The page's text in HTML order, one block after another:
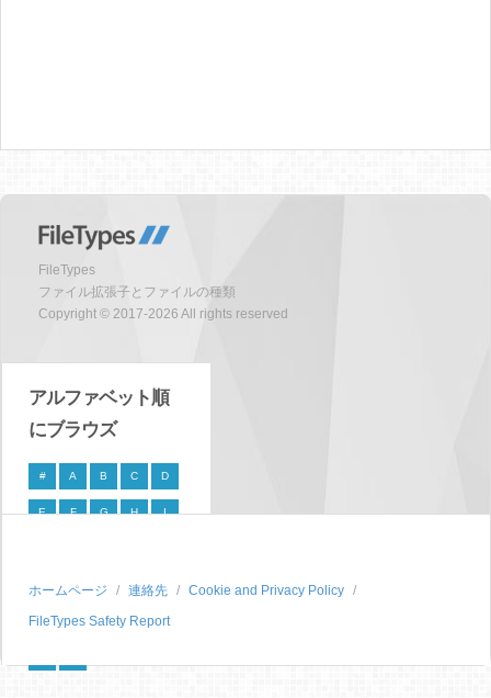
FileTypes
ファイル拡張子とファイルの種類
Copyright © 2017-2026 All rights reserved
アルファベット順
にブラウズ
# A B C D
E F G H I
P Q R S
T U V W X
ホームページ 連絡先
Cookie and Privacy Policy
FileTypes Safety Report